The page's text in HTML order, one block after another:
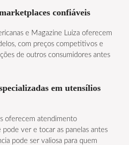
confiáveis
e Magazine Luiza oferecem
com preços competitivos e
de outros consumidores antes
em utensílios
oferecem atendimento
pode ver e tocar as panelas antes
pode ser valiosa para quem